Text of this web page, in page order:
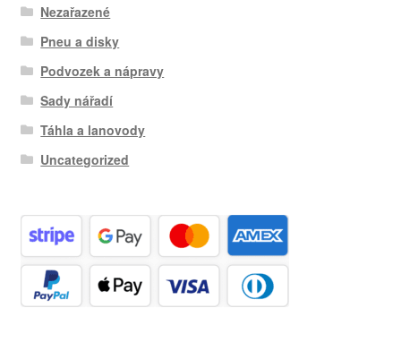
Nezařazené
Pneu a disky
Podvozek a nápravy
Sady nářadí
Táhla a lanovody
Uncategorized